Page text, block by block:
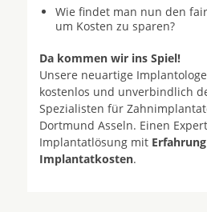
Wie findet man nun den
um Kosten zu sparen?
Da kommen wir ins Spiel!
Unsere neuartige
kostenlos und unverbindlich
Spezialisten für
Dortmund Asseln. Einen
Implantatlösung mit
Implantatkosten.